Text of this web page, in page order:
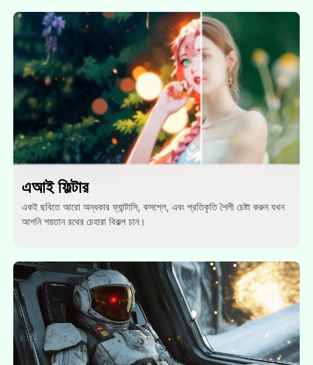
এআই ফিল্টার
একই ছবিতে আরো অন্ধকার ফ্যান্টাসি, কসপ্লে, এবং প্রতিকৃতি শৈলী চেষ্টা করুন যখন
আপনি শয়তান রথের চেহারা বিকল্প চান।